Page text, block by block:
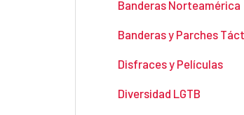
Banderas Norteamérica
Banderas y Parches
Disfraces y Películas
Diversidad LGTB